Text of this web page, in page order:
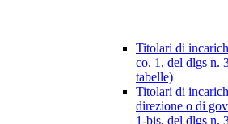
Titolari di
co. 1, del dlgs n.
tabelle)
Titolari di
direzione o di
1-bis, del dlgs n.